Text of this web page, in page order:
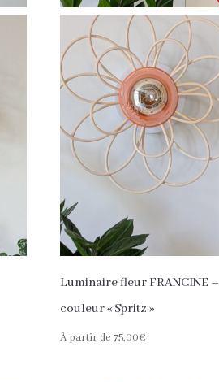
Luminaire fleur FRANCINE –
couleur « Spritz »
À partir de 75,00€